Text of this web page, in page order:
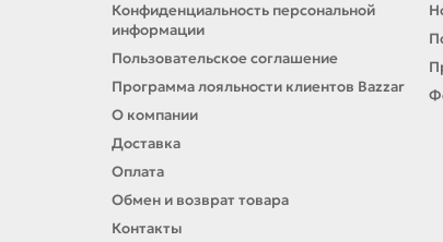
Конфиденциальность персональной
информации
Пользовательское соглашение
Программа лояльности клиентов Bazzar
О компании
Доставка
Оплата
Обмен и возврат товара
Контакты